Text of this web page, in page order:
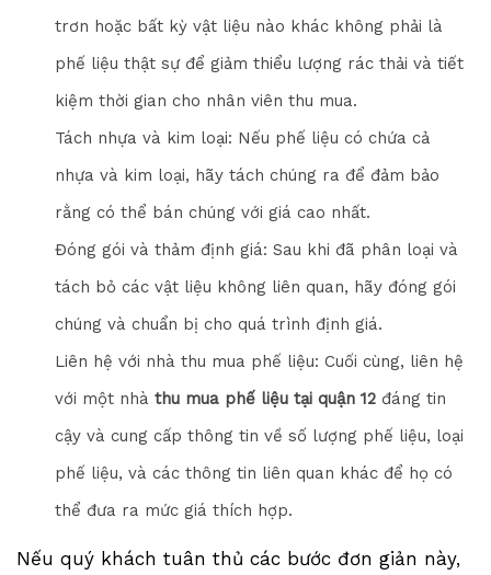
trơn hoặc bất kỳ vật liệu nào khác không phải là
phế liệu thật sự để giảm thiểu lượng rác thải và tiết
kiệm thời gian cho nhân viên thu mua.
Tách nhựa và kim loại: Nếu phế liệu có chứa cả
nhựa và kim loại, hãy tách chúng ra để đảm bảo
rằng có thể bán chúng với giá cao nhất.
Đóng gói và thảm định giá: Sau khi đã phân loại và
tách bỏ các vật liệu không liên quan, hãy đóng gói
chúng và chuẩn bị cho quá trình định giá.
Liên hệ với nhà thu mua phế liệu: Cuối cùng, liên hệ
với một nhà thu mua phế liệu tại quận 12 đáng tin
cậy và cung cấp thông tin về số lượng phế liệu, loại
phế liệu, và các thông tin liên quan khác để họ có
thể đưa ra mức giá thích hợp.
Nếu quý khách tuân thủ các bước đơn giản này,